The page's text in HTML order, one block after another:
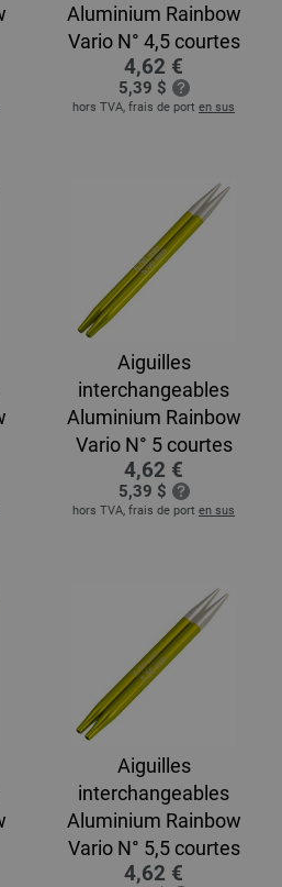
Aluminium Rainbow
Vario N° 4,5 courtes
4,62 €
5,39 $
hors TVA, frais de port en sus
Aiguilles
interchangeables
Aluminium Rainbow
Vario N° 5 courtes
4,62 €
5,39 $
hors TVA, frais de port en sus
Aiguilles
interchangeables
Aluminium Rainbow
Vario N° 5,5 courtes
4,62 €